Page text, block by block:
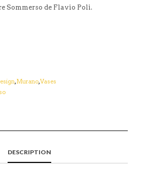
Sommerso de Flavio Poli.
,Murano,Vases
DESCRIPTION